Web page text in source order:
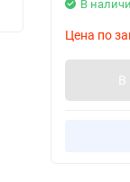
В
Цена по
В